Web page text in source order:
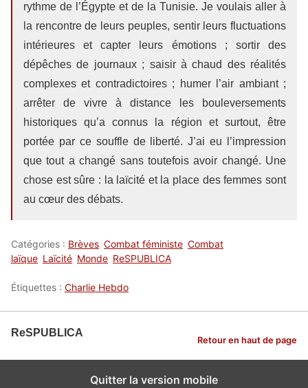
rythme de l’Égypte et de la Tunisie. Je voulais aller à
la rencontre de leurs peuples, sentir leurs fluctuations
intérieures et capter leurs émotions ; sortir des
dépêches de journaux ; saisir à chaud des réalités
complexes et contradictoires ; humer l’air ambiant ;
arrêter de vivre à distance les bouleversements
historiques qu’a connus la région et surtout, être
portée par ce souffle de liberté. J’ai eu l’impression
que tout a changé sans toutefois avoir changé. Une
chose est sûre : la laïcité et la place des femmes sont
au cœur des débats.
Catégories : Brèves Combat féministe Combat
laïque Laïcité Monde ReSPUBLICA
Étiquettes : Charlie Hebdo
ReSPUBLICA
Retour en haut de page
Quitter la version mobile